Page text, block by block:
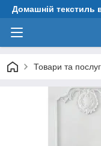
Домашній текстиль
Товари та